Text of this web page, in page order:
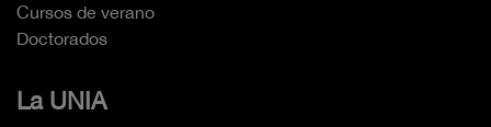
Cursos de verano
Doctorados
La UNIA